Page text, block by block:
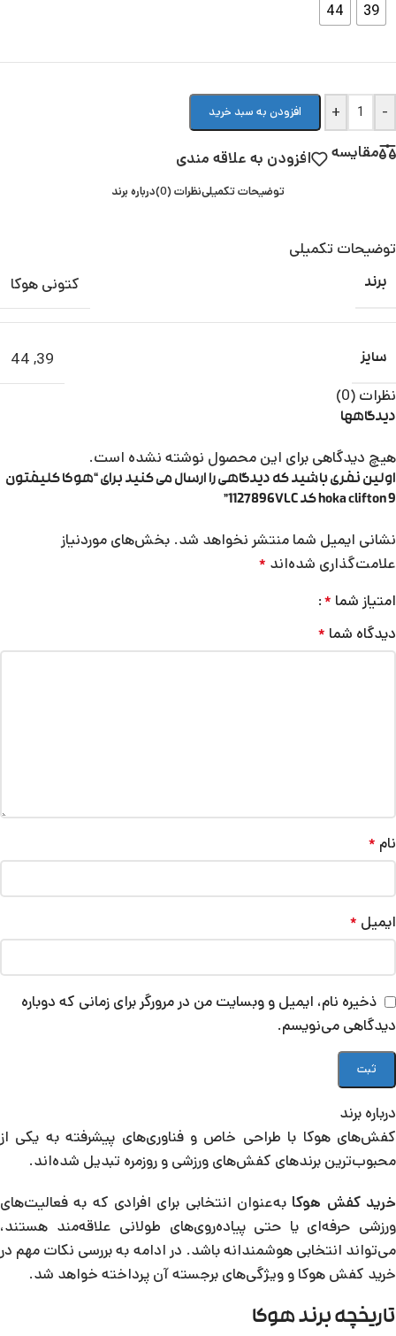
39
44
-
+ افزودن به سبد خرید
مقایسه افزودن به علاقه مندی
توضیحات تکمیلینظرات (0) درباره برند
توضیحات تکمیلی
برند کتونی هوکا
سایز 39
,
44
نظرات (0)
دیدگاهها
هیچ دیدگاهی برای این محصول نوشته نشده است.
اولین نفری باشید که دیدگاهی را ارسال می کنید برای “هوکا کلیفتون
9 hoka clifton کد 1127896VLC”
نشانی ایمیل شما منتشر نخواهد شد. بخش‌های موردنیاز
علامت‌گذاری شده‌اند *
امتیاز شما *
دیدگاه شما *
نام *
ایمیل *
ذخیره نام، ایمیل و وبسایت من در مرورگر برای زمانی که دوباره
دیدگاهی می‌نویسم.
درباره برند
کفش‌های هوکا با طراحی خاص و فناوری‌های پیشرفته به یکی از
محبوب‌ترین برندهای کفش‌های ورزشی و روزمره تبدیل شده‌اند.
خرید کفش هوکا به‌عنوان انتخابی برای افرادی که به فعالیت‌های
ورزشی حرفه‌ای یا حتی پیاده‌روی‌های طولانی علاقه‌مند هستند،
می‌تواند انتخابی هوشمندانه باشد. در ادامه به بررسی نکات مهم در
خرید کفش هوکا و ویژگی‌های برجسته آن پرداخته خواهد شد.
تاریخچه برند هوکا